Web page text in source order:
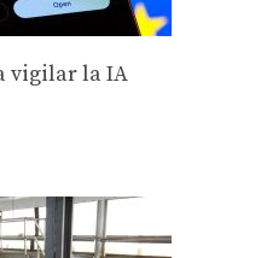
vigilar la IA